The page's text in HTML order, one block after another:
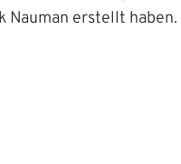
Nauman erstellt haben.